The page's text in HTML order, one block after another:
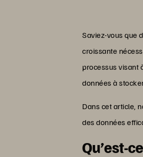
Saviez-vous que
croissante
processus visant
données à
Dans cet article,
des données
Qu’est-